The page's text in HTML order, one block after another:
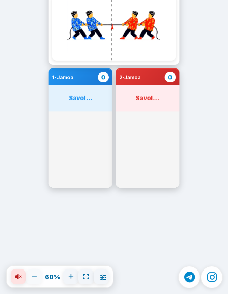
1-Jamoa 0
Savol...
2-Jamoa 0
Savol...
60%